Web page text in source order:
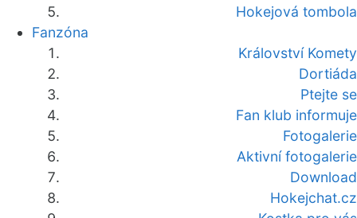
Hokejová tombola
Fanzóna
Království Komety
Dortiáda
Ptejte se
Fan klub informuje
Fotogalerie
Aktivní fotogalerie
Download
Hokejchat.cz